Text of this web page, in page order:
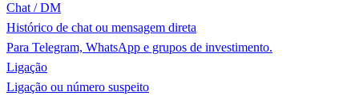
Chat / DM
Histórico de chat ou mensagem direta
Para Telegram, WhatsApp e grupos de investimento.
Ligação
Ligação ou número suspeito